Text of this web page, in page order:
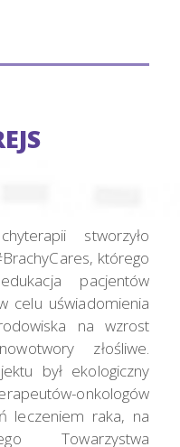
stworzyło
którego
pacjentów
celu uświadomienia
na wzrost
złośliwe.
był ekologiczny
onkologów
leczeniem raka, na
Towarzystwa